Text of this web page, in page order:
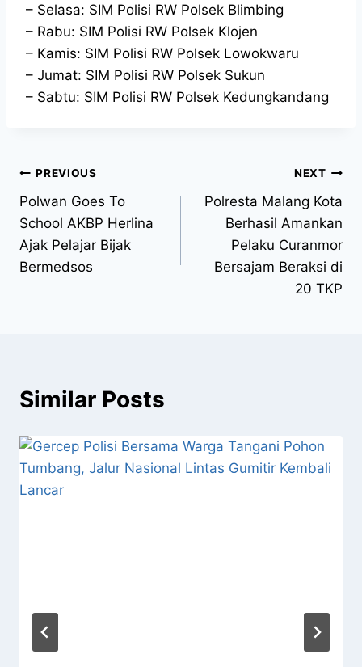
– Selasa: SIM Polisi RW Polsek Blimbing
– Rabu: SIM Polisi RW Polsek Klojen
– Kamis: SIM Polisi RW Polsek Lowokwaru
– Jumat: SIM Polisi RW Polsek Sukun
– Sabtu: SIM Polisi RW Polsek Kedungkandang
PREVIOUS
Polwan Goes To
School AKBP Herlina
Ajak Pelajar Bijak
Bermedsos
NEXT
Polresta Malang Kota
Berhasil Amankan
Pelaku Curanmor
Bersajam Beraksi di
20 TKP
Similar Posts